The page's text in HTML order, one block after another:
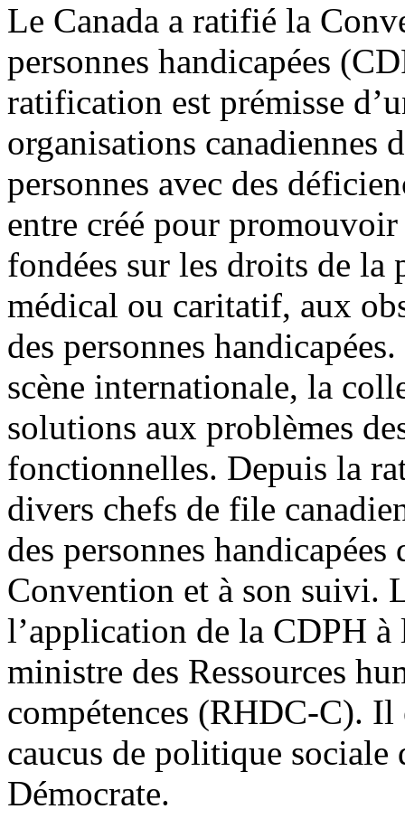
Le Canada a ratifié la
personnes handicapées
ratification est prémisse
organisations canadiennes
personnes avec des
entre créé pour
fondées sur les droits de la
médical ou caritatif, aux
des personnes
scène internationale, la
solutions aux problèmes
fonctionnelles. Depuis la
divers chefs de file
des personnes
Convention et à son suivi.
l’application de la CDPH
ministre des Ressources
compétences (RHDC-C). Il
caucus de politique
Démocrate.